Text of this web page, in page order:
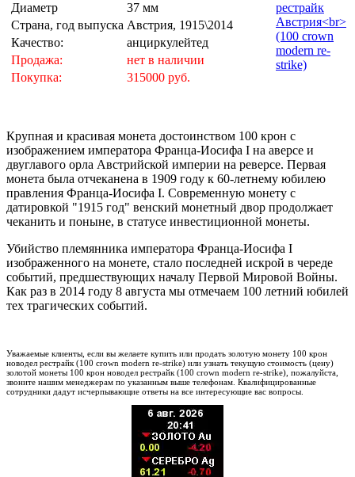
Диаметр
37 мм
Страна, год выпуска Австрия, 1915\2014
Качество:
анциркулейтед
Продажа:
нет в наличии
Покупка:
315000 руб.
Крупная и красивая монета достоинством 100 крон с
изображением императора Франца-Иосифа I на аверсе и
двуглавого орла Австрийской империи на реверсе. Первая
монета была отчеканена в 1909 году к 60-летнему юбилею
правления Франца-Иосифа I. Современную монету с
датировкой "1915 год" венский монетный двор продолжает
чеканить и поныне, в статусе инвестиционной монеты.
Убийство племянника императора Франца-Иосифа I
изображенного на монете, стало последней искрой в череде
событий, предшествующих началу Первой Мировой Войны.
Как раз в 2014 году 8 августа мы отмечаем 100 летний юбилей
тех трагических событий.
Уважаемые клиенты, если вы желаете купить или продать золотую монету 100 крон
новодел рестрайк (100 crown modern re-strike) или узнать текущую стоимость (цену)
золотой монеты 100 крон новодел рестрайк (100 crown modern re-strike), пожалуйста,
звоните нашим менеджерам по указанным выше телефонам. Квалифицированные
сотрудники дадут исчерпывающие ответы на все интересующие вас вопросы.